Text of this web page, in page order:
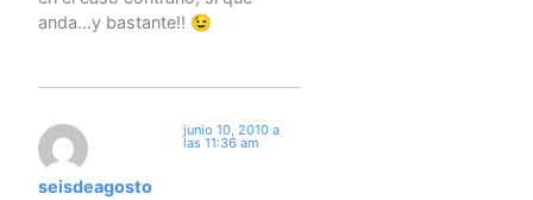
anda…y bastante!! 😉
seisdeagosto
junio 10, 2010 a
las 11:36 am